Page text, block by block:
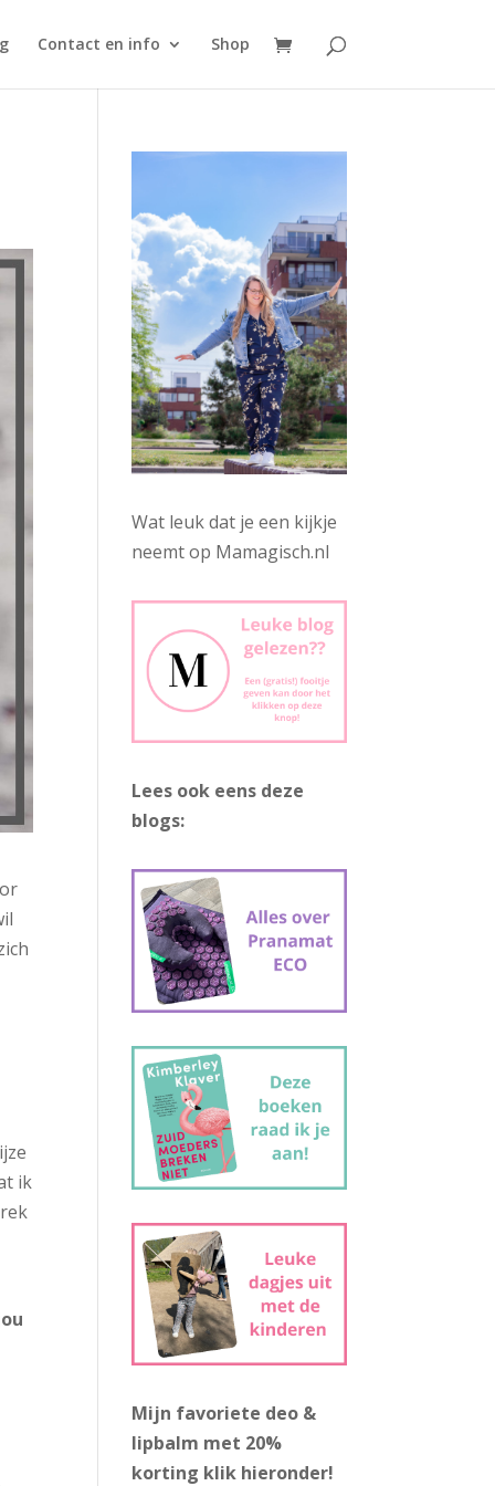
Contact en info Shop
ik
Wat leuk dat je een kijkje
neemt op Mamagisch.nl
Lees ook eens deze
blogs:
Mijn favoriete deo &
lipbalm met 20%
korting klik hieronder!